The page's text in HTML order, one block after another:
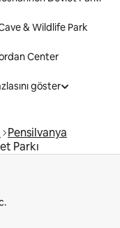
& Wildlife Park
Center
göster
Pensilvanya
Parkı